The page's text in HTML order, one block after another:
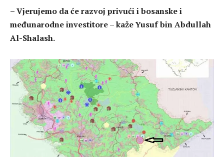
– Vjerujemo da će razvoj privući i bosanske i
međunarodne investitore – kaže Yusuf bin Abdullah
Al-Shalash.